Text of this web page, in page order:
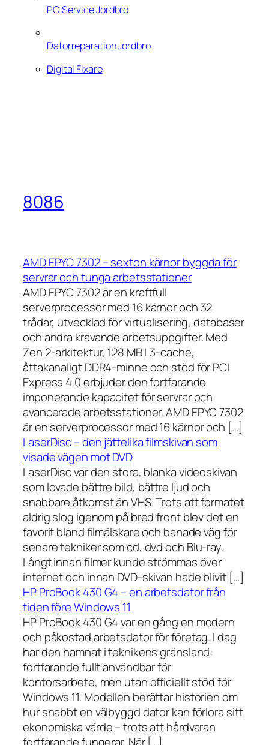
PC Service Jordbro
Datorreparation Jordbro
Digital Fixare
8086
AMD EPYC 7302 – sexton kärnor byggda för
servrar och tunga arbetsstationer
AMD EPYC 7302 är en kraftfull
serverprocessor med 16 kärnor och 32
trådar, utvecklad för virtualisering, databaser
och andra krävande arbetsuppgifter. Med
Zen 2-arkitektur, 128 MB L3-cache,
åttakanaligt DDR4-minne och stöd för PCI
Express 4.0 erbjuder den fortfarande
imponerande kapacitet för servrar och
avancerade arbetsstationer. AMD EPYC 7302
är en serverprocessor med 16 kärnor och […]
LaserDisc – den jättelika filmskivan som
visade vägen mot DVD
LaserDisc var den stora, blanka videoskivan
som lovade bättre bild, bättre ljud och
snabbare åtkomst än VHS. Trots att formatet
aldrig slog igenom på bred front blev det en
favorit bland filmälskare och banade väg för
senare tekniker som cd, dvd och Blu-ray.
Långt innan filmer kunde strömmas över
internet och innan DVD-skivan hade blivit […]
HP ProBook 430 G4 – en arbetsdator från
tiden före Windows 11
HP ProBook 430 G4 var en gång en modern
och påkostad arbetsdator för företag. I dag
har den hamnat i teknikens gränsland:
fortfarande fullt användbar för
kontorsarbete, men utan officiellt stöd för
Windows 11. Modellen berättar historien om
hur snabbt en välbyggd dator kan förlora sitt
ekonomiska värde – trots att hårdvaran